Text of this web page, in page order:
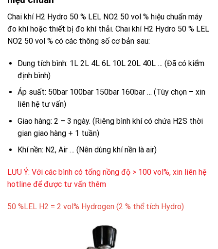
Chai khí H2 Hydro 50 % LEL NO2 50 vol % hiệu chuẩn máy
đo khí hoặc thiết bị đo khí thải. Chai khí H2 Hydro 50 % LEL
NO2 50 vol % có các thông số cơ bản sau:
Dung tích bình: 1L 2L 4L 6L 10L 20L 40L … (Đã có kiểm
định bình)
Áp suất: 50bar 100bar 150bar 160bar … (Tùy chọn – xin
liên hệ tư vấn)
Giao hàng: 2 – 3 ngày. (Riêng bình khí có chứa H2S thời
gian giao hàng + 1 tuần)
Khí nền: N2, Air … (Nên dùng khí nền là air)
LƯU Ý: Với các bình có tổng nồng độ > 100 vol%, xin liên hệ
hotline để được tư vấn thêm
50 %LEL H2 = 2 vol% Hydrogen (2 % thể tích Hydro)